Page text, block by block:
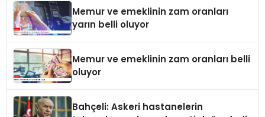
Memur ve emeklinin zam oranları
yarın belli oluyor
Memur ve emeklinin zam oranları belli
oluyor
Bahçeli: Askeri hastanelerin